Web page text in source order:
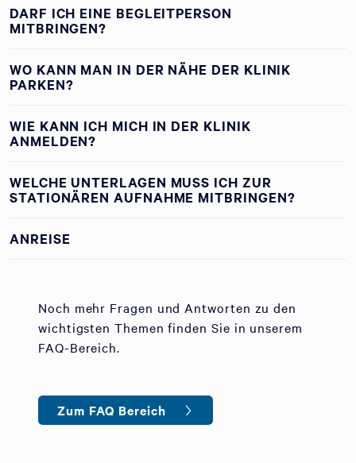
DARF ICH EINE BEGLEITPERSON
MITBRINGEN?
WO KANN MAN IN DER NÄHE DER KLINIK
PARKEN?
WIE KANN ICH MICH IN DER KLINIK
ANMELDEN?
WELCHE UNTERLAGEN MUSS ICH ZUR
STATIONÄREN AUFNAHME MITBRINGEN?
ANREISE
Noch mehr Fragen und Antworten zu den
wichtigsten Themen finden Sie in unserem
FAQ-Bereich.
Zum FAQ Bereich